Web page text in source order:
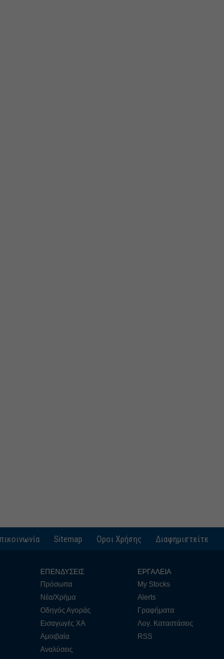
Sitemap Οροι Χρήσης Διαφημιστείτε
ΕΠΕΝΔΥΣΕΙΣ
Πρόσωπα
Νέα/Χρήμα
Οδηγός Αγοράς
Εισαγωγές ΧΑ
Αμοιβαία
Αναλύσεις
ΕΡΓΑΛΕΙΑ
My Stocks
Alerts
Γραφήματα
Λογ. Καταστάσεις
RSS